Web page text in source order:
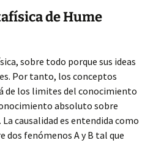
de Hume
sobre todo porque sus ideas
Por tanto, los conceptos
de los limites del conocimiento
absoluto sobre
causalidad es entendida como
dos fenómenos A y B tal que